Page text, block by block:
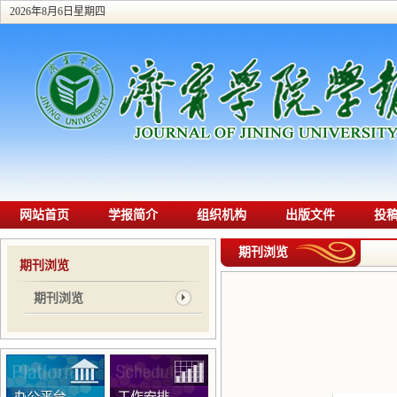
2026年8月6日星期四
网站首页 学报简介 组织机构 出版文件 投
期刊浏览
期刊浏览
期刊浏览